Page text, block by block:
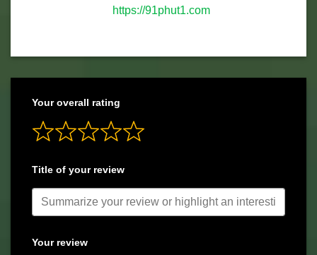
https://91phut1.com
Your overall rating
Title of your review
Your review